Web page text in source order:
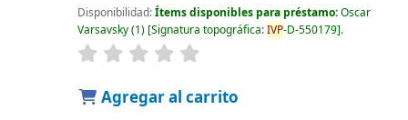
Disponibilidad:Ítems disponibles para préstamo:Oscar
Varsavsky(1) Signatura topográfica:IVP-D-550179 .
Agregar al carrito